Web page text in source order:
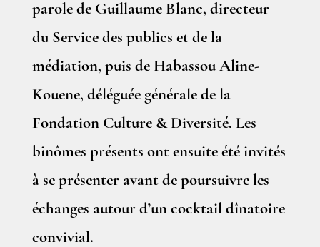
parole de Guillaume Blanc, directeur
du Service des publics et de la
médiation, puis de Habassou Aline-
Kouene, déléguée générale de la
Fondation Culture & Diversité. Les
binômes présents ont ensuite été invités
à se présenter avant de poursuivre les
échanges autour d’un cocktail dînatoire
convivial.